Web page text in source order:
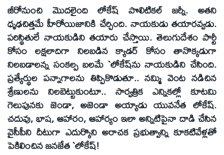
జీరోనుంచి మొదలైంది లోకేష్‌ పొలిటికల్‌ జర్నీ. అతని
ధృఢచిత్తమే హీరోయిజానికి చేర్చింది. నాయకుడు తయారవ్వడు.
పరిస్థితులే నాయకుడిని తయారు చేస్తాయి. తెలుగుదేశం పార్టీ
కోసం లక్షలాదిగా నిలబడిన క్యాడర్‌ కోసం తానొక్కడుగా
నిలబడాలన్న సంకల్ప బలమే `లోకేష్‌ను నాయకుడిని చేసింది.
ప్రత్యేర్థుల పన్నాగాలను తిప్పికొడుతూ.. నమ్మి వెంట నడిచిన
శ్రేణులను నిలబెట్టుకుంటూ.. సార్వత్రిక ఎన్నికల్లో కూటమి
గెలుపునకు జెండా, అజెండా అయ్యాడు యువనేత లోకేష్‌.
చదువు, భాష, ఆహారం, ఆహార్యం ఇలా అన్నిటిపైనా దాడి చేసిన
వైసీపీని దీటుగా ఎదుర్కొని అరాచక ప్రభుత్వాన్ని కూకటివేళ్లతో
పెకిలించిన జనజేత `లోకేష్‌!